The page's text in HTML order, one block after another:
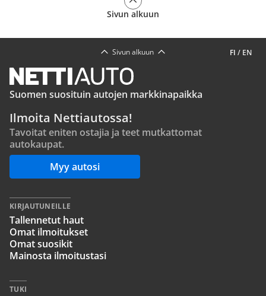
Sivun alkuun
FI / EN
Sivun alkuun
Suomen suosituin autojen markkinapaikka
Ilmoita Nettiautossa!
Tavoitat eniten ostajia ja teet mutkattomat
autokaupat.
Myy autosi
KIRJAUTUNEILLE
Tallennetut haut
Omat ilmoitukset
Omat suosikit
Mainosta ilmoitustasi
TUKI